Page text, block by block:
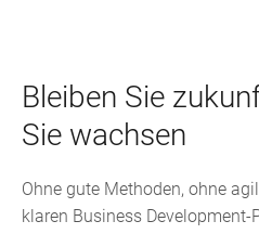
Bleiben Sie
Sie wachsen
Ohne gute Methoden, ohne
klaren Business Development-